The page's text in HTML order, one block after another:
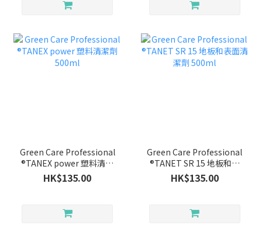
Green Care Professional
®TANEX power 塑料清潔
劑500ml
HK$135.00
Green Care Professional
®TANET SR 15 地板和表
面清潔劑 500ml
HK$135.00